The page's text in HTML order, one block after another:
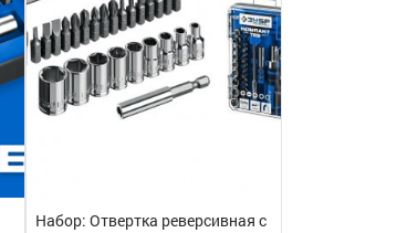
Набор: Отвертка реверсивная с